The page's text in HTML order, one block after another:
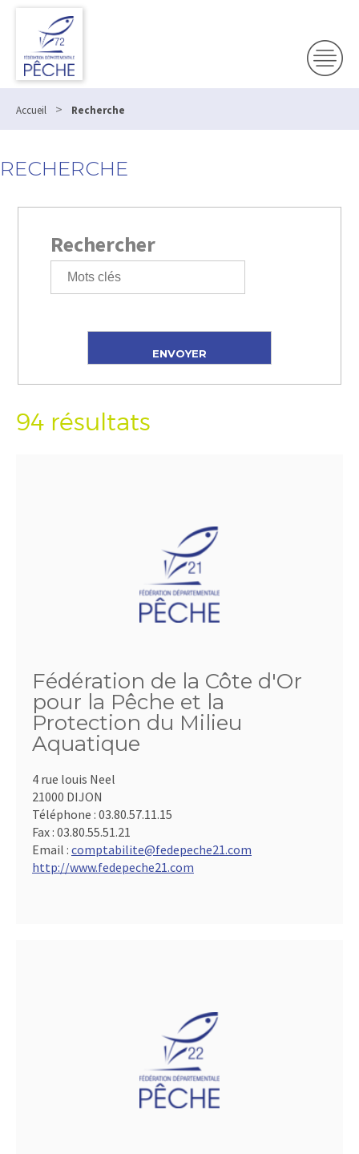
Accueil > Recherche
RECHERCHE
Rechercher
94 résultats
Fédération de la Côte d'Or
pour la Pêche et la
Protection du Milieu
Aquatique
4 rue louis Neel
21000 DIJON
Téléphone : 03.80.57.11.15
Fax : 03.80.55.51.21
Email : comptabilite@fedepeche21.com
http://www.fedepeche21.com